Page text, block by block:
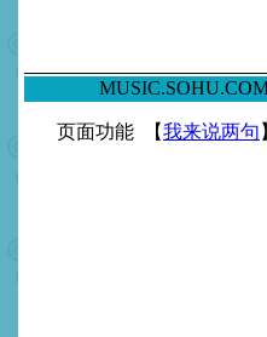
页面功能 【我来说两句